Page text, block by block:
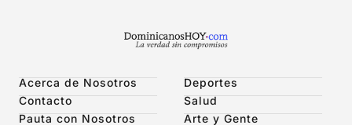
Acerca de Nosotros
Contacto
Pauta con Nosotros
Deportes
Salud
Arte y Gente